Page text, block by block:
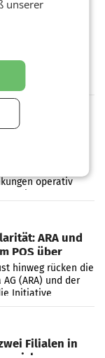
im
Konzernumsatz
was
gegenüber dem
macht
Der
operativ
ARA und
POS über
hinweg rücken die
(ARA) und der
Initiative
österreichischen
Filialen in
unserer